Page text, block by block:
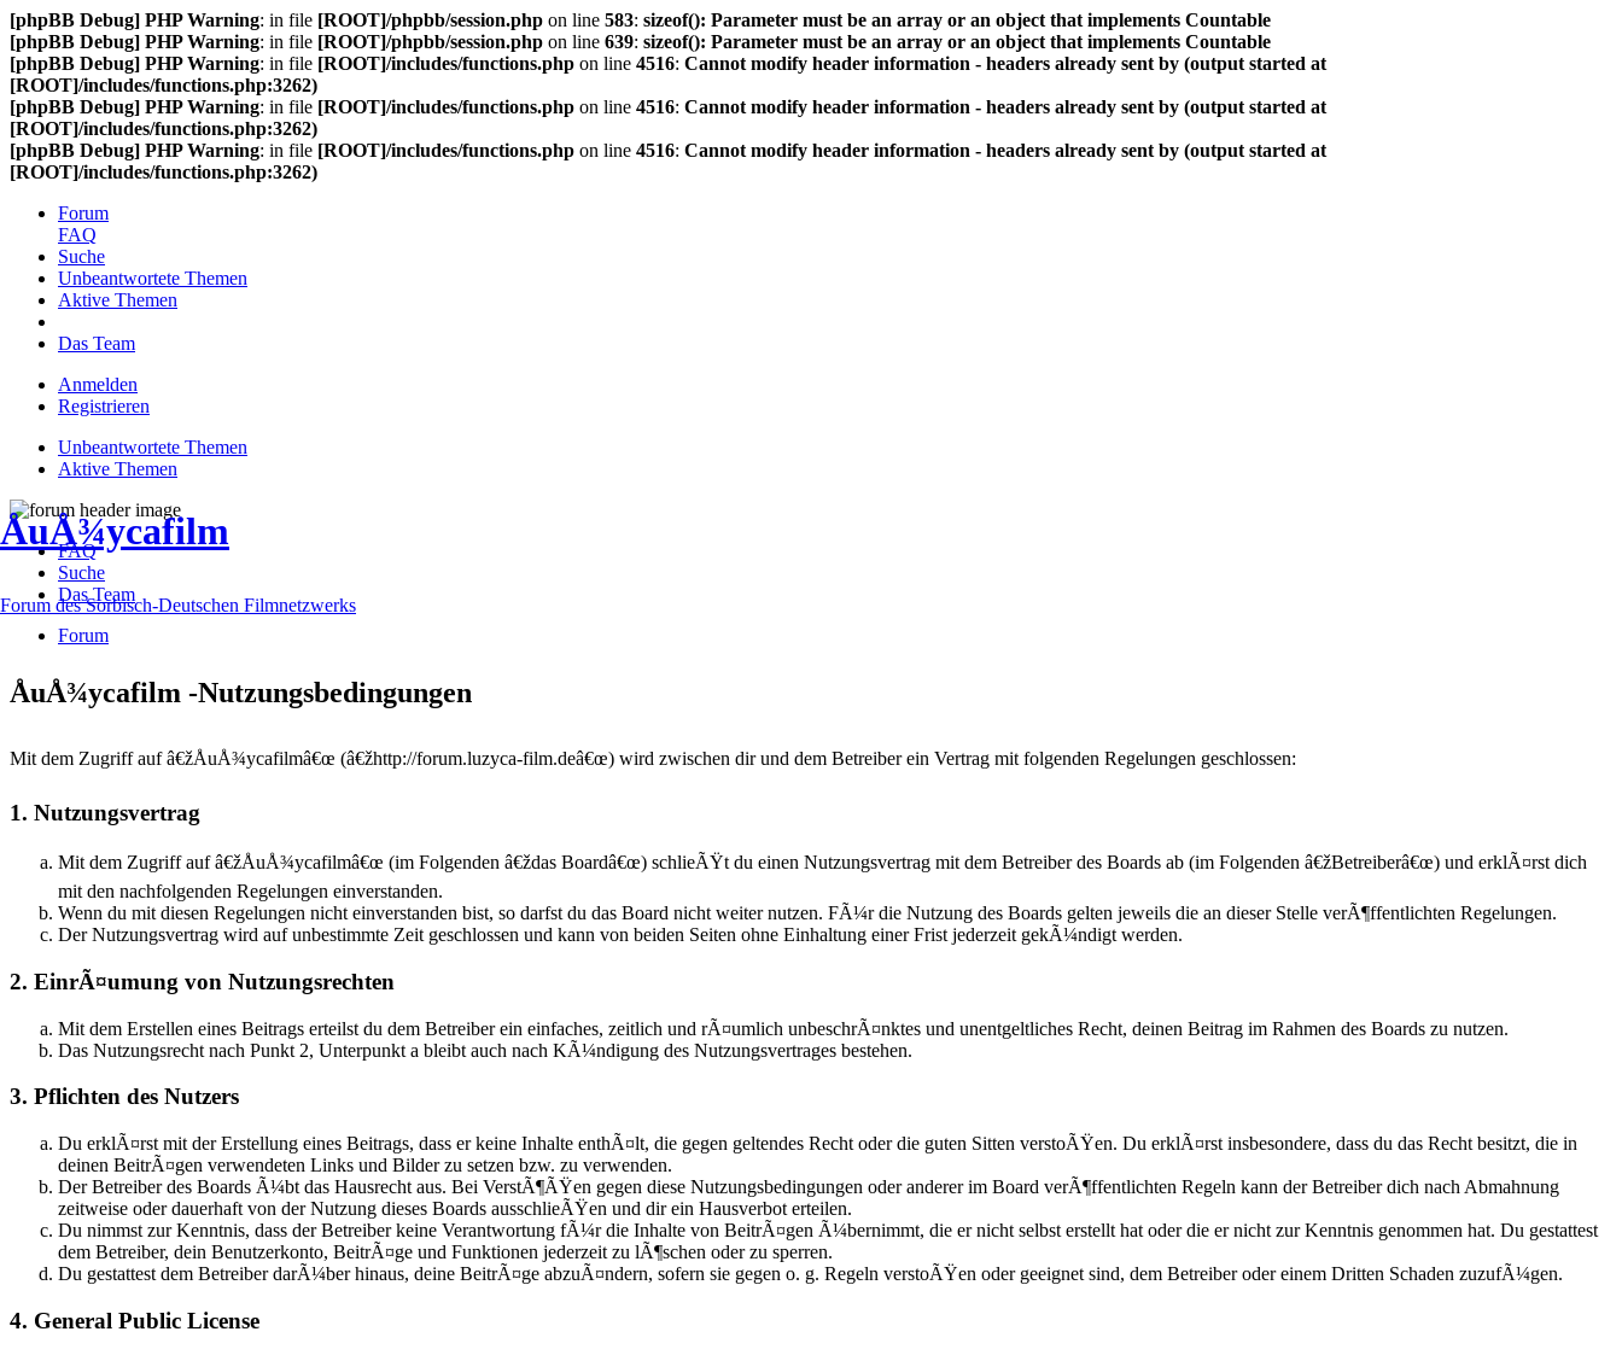
[phpBB Debug] PHP Warning: in file [ROOT]/phpbb/session.php on line 583: sizeof(): Parameter must be an array or an object that implements Countable
[phpBB Debug] PHP Warning: in file [ROOT]/phpbb/session.php on line 639: sizeof(): Parameter must be an array or an object that implements Countable
[phpBB Debug] PHP Warning: in file [ROOT]/includes/functions.php on line 4516: Cannot modify header information - headers already sent by (output started at
[ROOT]/includes/functions.php:3262)
[phpBB Debug] PHP Warning: in file [ROOT]/includes/functions.php on line 4516: Cannot modify header information - headers already sent by (output started at
[ROOT]/includes/functions.php:3262)
[phpBB Debug] PHP Warning: in file [ROOT]/includes/functions.php on line 4516: Cannot modify header information - headers already sent by (output started at
[ROOT]/includes/functions.php:3262)
Forum
FAQ
Suche
Unbeantwortete Themen
Aktive Themen
Das Team
Anmelden
Registrieren
Unbeantwortete Themen
Aktive Themen
ÅuÅ¾ycafilm
Forum des Sorbisch-Deutschen Filmnetzwerks
FAQ
Suche
Das Team
Forum
ÅuÅ¾ycafilm -Nutzungsbedingungen
Mit dem Zugriff auf â€žÅuÅ¾ycafilmâ€œ (â€žhttp://forum.luzyca-film.deâ€œ) wird zwischen dir und dem Betreiber ein Vertrag mit folgenden Regelungen geschlossen:
1. Nutzungsvertrag
Mit dem Zugriff auf â€žÅuÅ¾ycafilmâ€œ (im Folgenden â€ždas Boardâ€œ) schlieÃŸt du einen Nutzungsvertrag mit dem Betreiber des Boards ab (im Folgenden â€žBetreiberâ€œ) und erklÃ¤rst dich
mit den nachfolgenden Regelungen einverstanden.
Wenn du mit diesen Regelungen nicht einverstanden bist, so darfst du das Board nicht weiter nutzen. FÃ¼r die Nutzung des Boards gelten jeweils die an dieser Stelle verÃ¶ffentlichten Regelungen.
Der Nutzungsvertrag wird auf unbestimmte Zeit geschlossen und kann von beiden Seiten ohne Einhaltung einer Frist jederzeit gekÃ¼ndigt werden.
2. EinrÃ¤umung von Nutzungsrechten
Mit dem Erstellen eines Beitrags erteilst du dem Betreiber ein einfaches, zeitlich und rÃ¤umlich unbeschrÃ¤nktes und unentgeltliches Recht, deinen Beitrag im Rahmen des Boards zu nutzen.
Das Nutzungsrecht nach Punkt 2, Unterpunkt a bleibt auch nach KÃ¼ndigung des Nutzungsvertrages bestehen.
3. Pflichten des Nutzers
Du erklÃ¤rst mit der Erstellung eines Beitrags, dass er keine Inhalte enthÃ¤lt, die gegen geltendes Recht oder die guten Sitten verstoÃŸen. Du erklÃ¤rst insbesondere, dass du das Recht besitzt, die in
deinen BeitrÃ¤gen verwendeten Links und Bilder zu setzen bzw. zu verwenden.
Der Betreiber des Boards Ã¼bt das Hausrecht aus. Bei VerstÃ¶ÃŸen gegen diese Nutzungsbedingungen oder anderer im Board verÃ¶ffentlichten Regeln kann der Betreiber dich nach Abmahnung
zeitweise oder dauerhaft von der Nutzung dieses Boards ausschlieÃŸen und dir ein Hausverbot erteilen.
Du nimmst zur Kenntnis, dass der Betreiber keine Verantwortung fÃ¼r die Inhalte von BeitrÃ¤gen Ã¼bernimmt, die er nicht selbst erstellt hat oder die er nicht zur Kenntnis genommen hat. Du gestattest
dem Betreiber, dein Benutzerkonto, BeitrÃ¤ge und Funktionen jederzeit zu lÃ¶schen oder zu sperren.
Du gestattest dem Betreiber darÃ¼ber hinaus, deine BeitrÃ¤ge abzuÃ¤ndern, sofern sie gegen o. g. Regeln verstoÃŸen oder geeignet sind, dem Betreiber oder einem Dritten Schaden zuzufÃ¼gen.
4. General Public License